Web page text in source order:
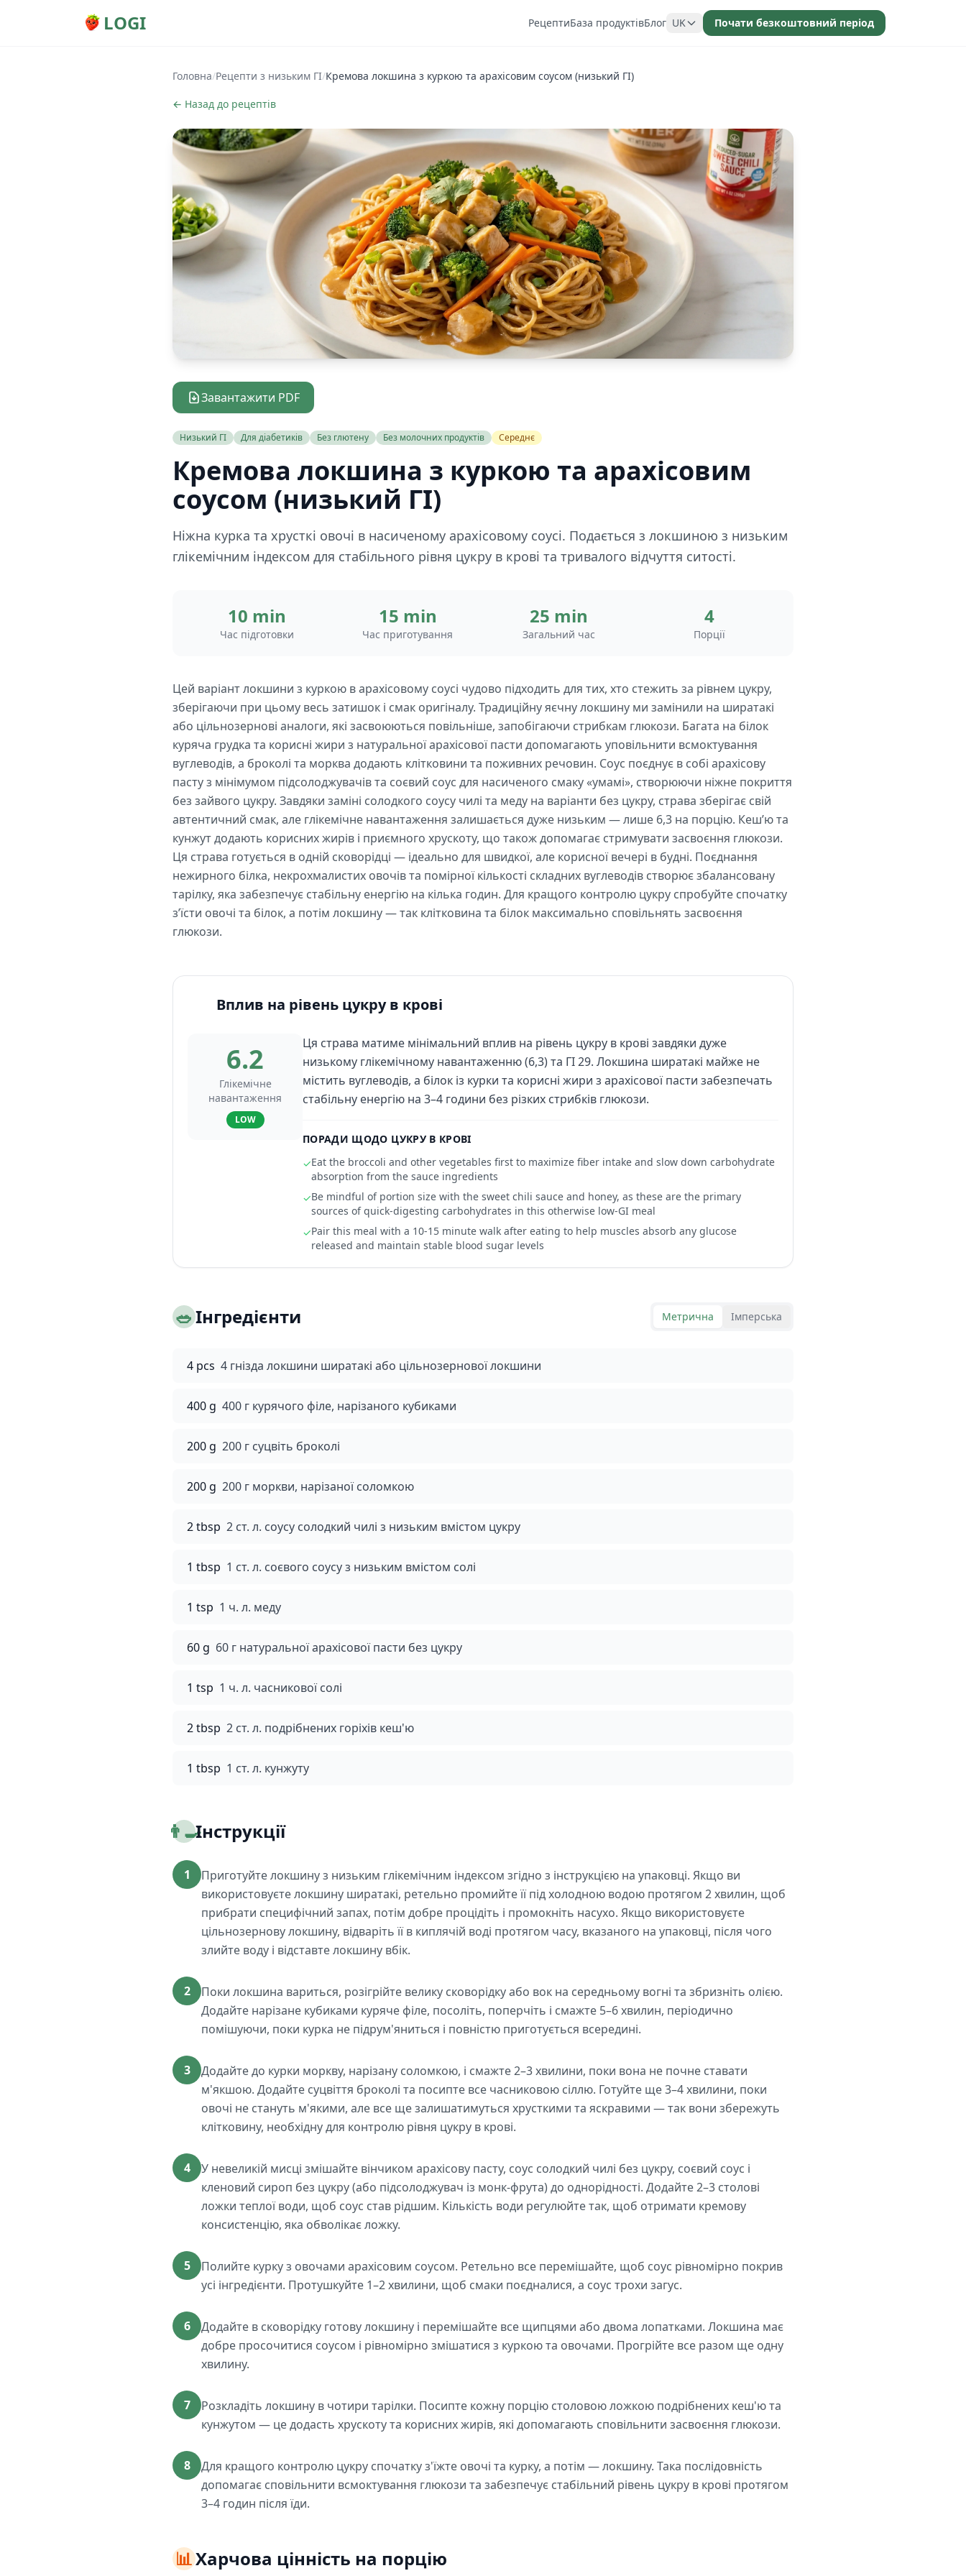
LOGI РецептиБаза продуктівБлог UK Почати безкоштовний період
Головна/Рецепти з низьким ГІ/Кремова локшина з куркою та арахісовим соусом (низький ГІ)
← Назад до рецептів
Завантажити PDF
Низький ГІ Для діабетиків Без глютену Без молочних продуктів Середнє
Кремова локшина з куркою та арахісовим
соусом (низький ГІ)
Ніжна курка та хрусткі овочі в насиченому арахісовому соусі. Подається з локшиною з низьким
глікемічним індексом для стабільного рівня цукру в крові та тривалого відчуття ситості.
10 min
Час підготовки
15 min
Час приготування
25 min
Загальний час
4
Порції
Цей варіант локшини з куркою в арахісовому соусі чудово підходить для тих, хто стежить за рівнем цукру,
зберігаючи при цьому весь затишок і смак оригіналу. Традиційну яєчну локшину ми замінили на ширатакі
або цільнозернові аналоги, які засвоюються повільніше, запобігаючи стрибкам глюкози. Багата на білок
куряча грудка та корисні жири з натуральної арахісової пасти допомагають уповільнити всмоктування
вуглеводів, а броколі та морква додають клітковини та поживних речовин. Соус поєднує в собі арахісову
пасту з мінімумом підсолоджувачів та соєвий соус для насиченого смаку «умамі», створюючи ніжне покриття
без зайвого цукру. Завдяки заміні солодкого соусу чилі та меду на варіанти без цукру, страва зберігає свій
автентичний смак, але глікемічне навантаження залишається дуже низьким — лише 6,3 на порцію. Кеш’ю та
кунжут додають корисних жирів і приємного хрускоту, що також допомагає стримувати засвоєння глюкози.
Ця страва готується в одній сковорідці — ідеально для швидкої, але корисної вечері в будні. Поєднання
нежирного білка, некрохмалистих овочів та помірної кількості складних вуглеводів створює збалансовану
тарілку, яка забезпечує стабільну енергію на кілька годин. Для кращого контролю цукру спробуйте спочатку
з’їсти овочі та білок, а потім локшину — так клітковина та білок максимально сповільнять засвоєння
глюкози.
Вплив на рівень цукру в крові
6.2
Глікемічне
навантаження
LOW
Ця страва матиме мінімальний вплив на рівень цукру в крові завдяки дуже
низькому глікемічному навантаженню (6,3) та ГІ 29. Локшина ширатакі майже не
містить вуглеводів, а білок із курки та корисні жири з арахісової пасти забезпечать
стабільну енергію на 3–4 години без різких стрибків глюкози.
ПОРАДИ ЩОДО ЦУКРУ В КРОВІ
✓Eat the broccoli and other vegetables first to maximize fiber intake and slow down carbohydrate
absorption from the sauce ingredients
✓Be mindful of portion size with the sweet chili sauce and honey, as these are the primary
sources of quick-digesting carbohydrates in this otherwise low-GI meal
✓Pair this meal with a 10-15 minute walk after eating to help muscles absorb any glucose
released and maintain stable blood sugar levels
🥗Інгредієнти Метрична Імперська
4 pcs 4 гнізда локшини ширатакі або цільнозернової локшини
400 g 400 г курячого філе, нарізаного кубиками
200 g 200 г суцвіть броколі
200 g 200 г моркви, нарізаної соломкою
2 tbsp 2 ст. л. соусу солодкий чилі з низьким вмістом цукру
1 tbsp 1 ст. л. соєвого соусу з низьким вмістом солі
1 tsp 1 ч. л. меду
60 g 60 г натуральної арахісової пасти без цукру
1 tsp 1 ч. л. часникової солі
2 tbsp 2 ст. л. подрібнених горіхів кеш'ю
1 tbsp 1 ст. л. кунжуту
👨‍🍳Інструкції
1
Приготуйте локшину з низьким глікемічним індексом згідно з інструкцією на упаковці. Якщо ви
використовуєте локшину ширатакі, ретельно промийте її під холодною водою протягом 2 хвилин, щоб
прибрати специфічний запах, потім добре процідіть і промокніть насухо. Якщо використовуєте
цільнозернову локшину, відваріть її в киплячій воді протягом часу, вказаного на упаковці, після чого
злийте воду і відставте локшину вбік.
2
Поки локшина вариться, розігрійте велику сковорідку або вок на середньому вогні та збризніть олією.
Додайте нарізане кубиками куряче філе, посоліть, поперчіть і смажте 5–6 хвилин, періодично
помішуючи, поки курка не підрум'яниться і повністю приготується всередині.
3
Додайте до курки моркву, нарізану соломкою, і смажте 2–3 хвилини, поки вона не почне ставати
м'якшою. Додайте суцвіття броколі та посипте все часниковою сіллю. Готуйте ще 3–4 хвилини, поки
овочі не стануть м'якими, але все ще залишатимуться хрусткими та яскравими — так вони збережуть
клітковину, необхідну для контролю рівня цукру в крові.
4
У невеликій мисці змішайте вінчиком арахісову пасту, соус солодкий чилі без цукру, соєвий соус і
кленовий сироп без цукру (або підсолоджувач із монк-фрута) до однорідності. Додайте 2–3 столові
ложки теплої води, щоб соус став рідшим. Кількість води регулюйте так, щоб отримати кремову
консистенцію, яка обволікає ложку.
5
Полийте курку з овочами арахісовим соусом. Ретельно все перемішайте, щоб соус рівномірно покрив
усі інгредієнти. Протушкуйте 1–2 хвилини, щоб смаки поєдналися, а соус трохи загус.
6
Додайте в сковорідку готову локшину і перемішайте все щипцями або двома лопатками. Локшина має
добре просочитися соусом і рівномірно змішатися з куркою та овочами. Прогрійте все разом ще одну
хвилину.
7
Розкладіть локшину в чотири тарілки. Посипте кожну порцію столовою ложкою подрібнених кеш'ю та
кунжутом — це додасть хрускоту та корисних жирів, які допомагають сповільнити засвоєння глюкози.
8
Для кращого контролю цукру спочатку з'їжте овочі та курку, а потім — локшину. Така послідовність
допомагає сповільнити всмоктування глюкози та забезпечує стабільний рівень цукру в крові протягом
3–4 годин після їди.
📊Харчова цінність на порцію